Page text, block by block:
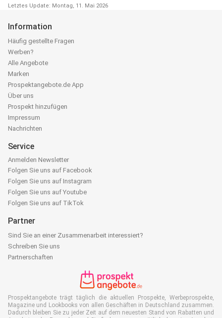
Letztes Update: Montag, 11. Mai 2026
Information
Häufig gestellte Fragen
Werben?
Alle Angebote
Marken
Prospektangebote.de App
Über uns
Prospekt hinzufügen
Impressum
Nachrichten
Service
Anmelden Newsletter
Folgen Sie uns auf Facebook
Folgen Sie uns auf Instagram
Folgen Sie uns auf Youtube
Folgen Sie uns auf TikTok
Partner
Sind Sie an einer Zusammenarbeit interessiert?
Schreiben Sie uns
Partnerschaften
Prospektangebote trägt täglich die aktuellen Prospekte, Werbeprospekte,
Magazine und Lookbooks von allen Geschäften in Deutschland zusammen.
Dadurch bleiben Sie zu jeder Zeit auf dem neuesten Stand von Rabatten und